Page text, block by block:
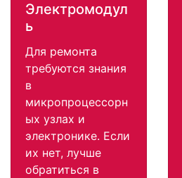
Электромодул
ь
Для ремонта
требуются знания
в
микропроцессорн
ых узлах и
электронике. Если
их нет, лучше
обратиться в